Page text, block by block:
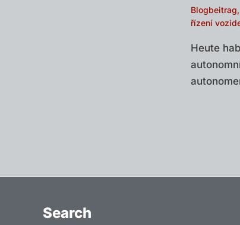
Blogbeitrag,
řízení
Heute
Search